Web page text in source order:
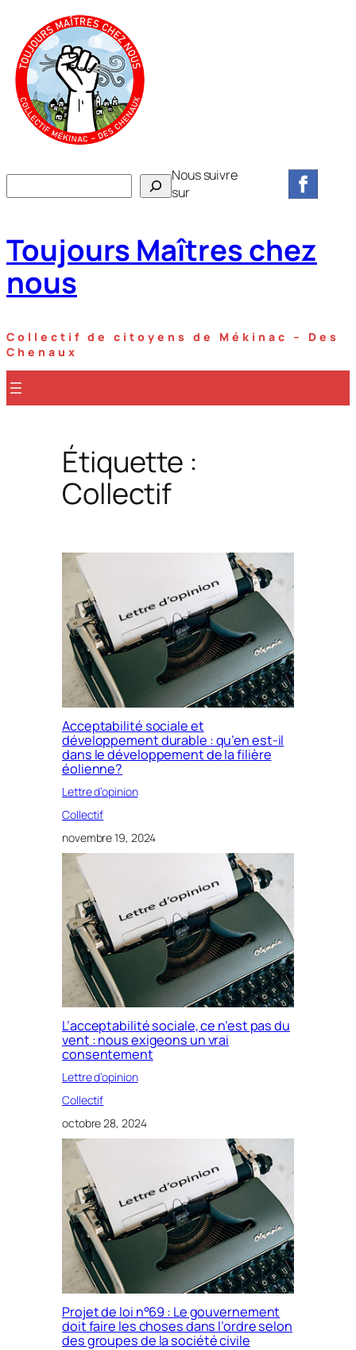
contenu
e
h
e
r
c
e
r
Nous suivre
sur
Toujours Maîtres chez
nous
Collectif de citoyens de Mékinac – Des
Chenaux
Étiquette :
Collectif
Acceptabilité sociale et
développement durable : qu’en est-il
dans le développement de la filière
éolienne?
Lettre d’opinion
Collectif
novembre 19, 2024
L’acceptabilité sociale, ce n’est pas du
vent : nous exigeons un vrai
consentement
Lettre d’opinion
Collectif
octobre 28, 2024
Projet de loi n°69 : Le gouvernement
doit faire les choses dans l’ordre selon
des groupes de la société civile